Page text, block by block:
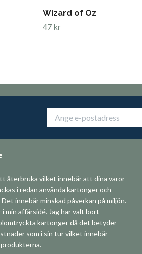
Wizard of Oz
47 kr
återbruka vilket innebär att dina varor
i redan använda kartonger och
innebär minskad påverkan på miljön.
min affärsidé. Jag har valt bort
kartonger då det betyder
som i sin tur vilket innebär